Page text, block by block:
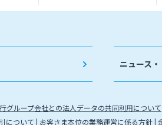
ニュース
グループ会社との法人データの共同利用について
について お客さま本位の業務運営に係る方針